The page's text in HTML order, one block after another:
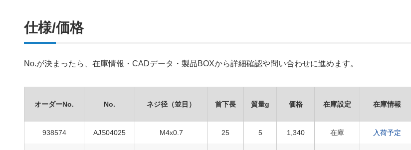
仕様/価格
No.が決まったら、在庫情報・CADデータ・製品BOXから詳細確認や問い合わせに進めます。
オーダーNo. No. ネジ径（並目） 首下長 質量g 価格 在庫設定 在庫情報
938574 AJS04025 M4x0.7 25 5 1,340 在庫 入荷予定